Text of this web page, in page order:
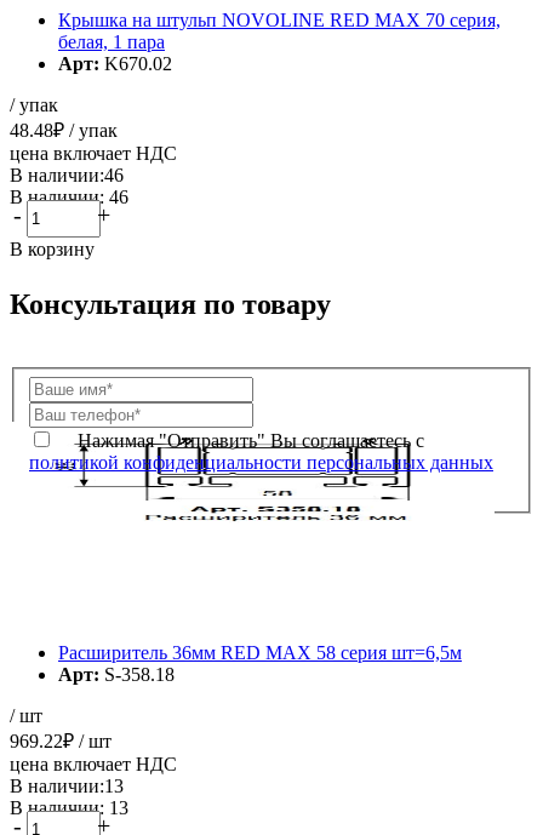
Крышка на штульп NOVOLINE RED MAX 70 серия,
белая, 1 пара
Арт: K670.02
/ упак
48.48₽ / упак
цена включает НДС
В наличии:46
В наличии: 46
- +
В корзину
Консультация по товару
Нажимая "Отправить" Вы соглашаетесь с
политикой конфиденциальности персональных данных
Расширитель 36мм RED MAX 58 серия шт=6,5м
Арт: S-358.18
/ шт
969.22₽ / шт
цена включает НДС
В наличии:13
В наличии: 13
- +